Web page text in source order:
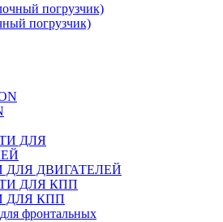
погрузчик)
ДЛЯ ДВИГАТЕЛЕЙ
ДЛЯ КПП